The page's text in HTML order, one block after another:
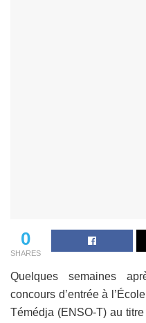
0
SHARES
Quelques semaines
concours d’entrée à
Témédja (ENSO-T) au